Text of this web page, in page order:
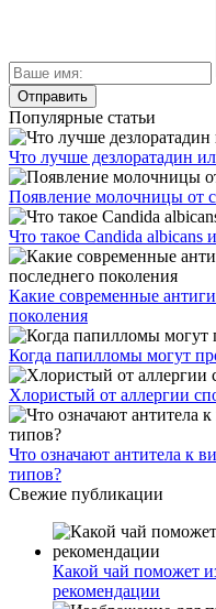
Популярные статьи
Что лучше дезлоратадин
Появление молочницы от
Что такое Candida albicans
Какие современные
поколения
Когда папилломы могут
Хлористый от аллергии
Что означают антитела к
типов?
Свежие публикации
Какой чай поможет
рекомендации